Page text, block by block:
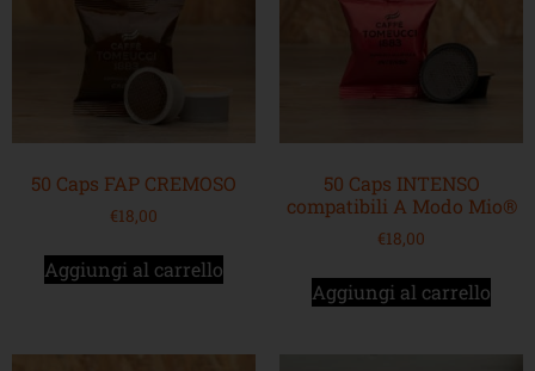
50 Caps FAP CREMOSO
€18,00
Aggiungi al carrello
50 Caps INTENSO
compatibili A Modo Mio®
€18,00
Aggiungi al carrello